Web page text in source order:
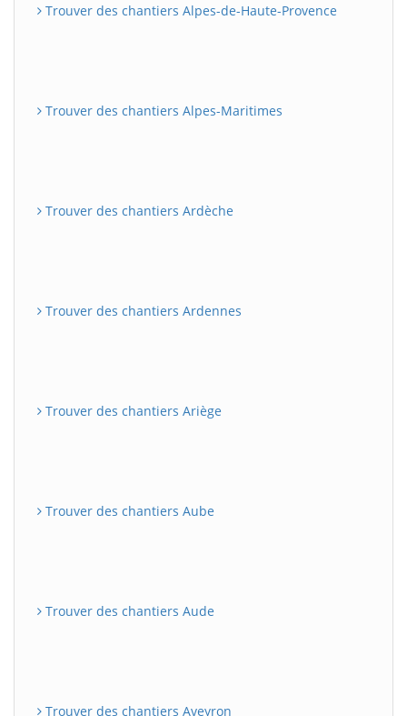
Trouver des chantiers Alpes-de-Haute-Provence
Trouver des chantiers Alpes-Maritimes
Trouver des chantiers Ardèche
Trouver des chantiers Ardennes
Trouver des chantiers Ariège
Trouver des chantiers Aube
Trouver des chantiers Aude
Trouver des chantiers Aveyron